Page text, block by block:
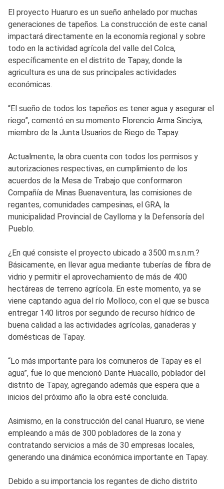
El proyecto Huaruro es un sueño anhelado por muchas
generaciones de tapeños. La construcción de este canal
impactará directamente en la economía regional y sobre
todo en la actividad agrícola del valle del Colca,
específicamente en el distrito de Tapay, donde la
agricultura es una de sus principales actividades
económicas.
“El sueño de todos los tapeños es tener agua y asegurar el
riego”, comentó en su momento Florencio Arma Sinciya,
miembro de la Junta Usuarios de Riego de Tapay.
Actualmente, la obra cuenta con todos los permisos y
autorizaciones respectivas, en cumplimiento de los
acuerdos de la Mesa de Trabajo que conformaron
Compañía de Minas Buenaventura, las comisiones de
regantes, comunidades campesinas, el GRA, la
municipalidad Provincial de Caylloma y la Defensoría del
Pueblo.
¿En qué consiste el proyecto ubicado a 3500 m.s.n.m.?
Básicamente, en llevar agua mediante tuberías de fibra de
vidrio y permitir el aprovechamiento de más de 400
hectáreas de terreno agrícola. En este momento, ya se
viene captando agua del río Molloco, con el que se busca
entregar 140 litros por segundo de recurso hídrico de
buena calidad a las actividades agrícolas, ganaderas y
domésticas de Tapay.
“Lo más importante para los comuneros de Tapay es el
agua”, fue lo que mencionó Dante Huacallo, poblador del
distrito de Tapay, agregando además que espera que a
inicios del próximo año la obra esté concluida.
Asimismo, en la construcción del canal Huaruro, se viene
empleando a más de 300 pobladores de la zona y
contratando servicios a más de 30 empresas locales,
generando una dinámica económica importante en Tapay.
Debido a su importancia los regantes de dicho distrito